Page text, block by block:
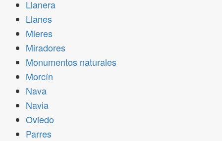
Llanera
Llanes
Mieres
Miradores
Monumentos naturales
Morcín
Nava
Navia
Oviedo
Parres